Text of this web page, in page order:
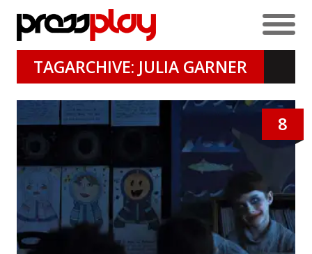
TAGARCHIVE: JULIA GARNER
8